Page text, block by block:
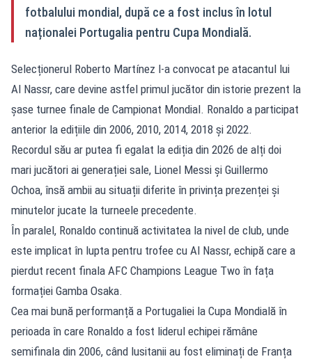
fotbalului mondial, după ce a fost inclus în lotul
naționalei Portugalia pentru Cupa Mondială.
Selecționerul Roberto Martínez l-a convocat pe atacantul lui
Al Nassr, care devine astfel primul jucător din istorie prezent la
șase turnee finale de Campionat Mondial. Ronaldo a participat
anterior la edițiile din 2006, 2010, 2014, 2018 și 2022.
Recordul său ar putea fi egalat la ediția din 2026 de alți doi
mari jucători ai generației sale, Lionel Messi și Guillermo
Ochoa, însă ambii au situații diferite în privința prezenței și
minutelor jucate la turneele precedente.
În paralel, Ronaldo continuă activitatea la nivel de club, unde
este implicat în lupta pentru trofee cu Al Nassr, echipă care a
pierdut recent finala AFC Champions League Two în fața
formației Gamba Osaka.
Cea mai bună performanță a Portugaliei la Cupa Mondială în
perioada în care Ronaldo a fost liderul echipei rămâne
semifinala din 2006, când lusitanii au fost eliminați de Franța